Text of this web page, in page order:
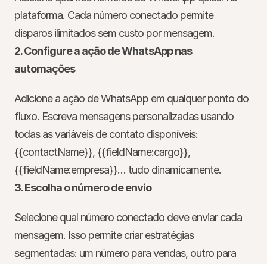
plataforma. Cada número conectado permite
disparos ilimitados sem custo por mensagem.
2. Configure a ação de WhatsApp nas
automações
Adicione a ação de WhatsApp em qualquer ponto do
fluxo. Escreva mensagens personalizadas usando
{{contactName}}, {{fieldName:cargo}}
{{fieldName:empresa}}… tudo dinamicamente.
3. Escolha o número de envio
Selecione qual número conectado deve enviar cada
mensagem. Isso permite criar estratégias
segmentadas: um número para vendas, outro para